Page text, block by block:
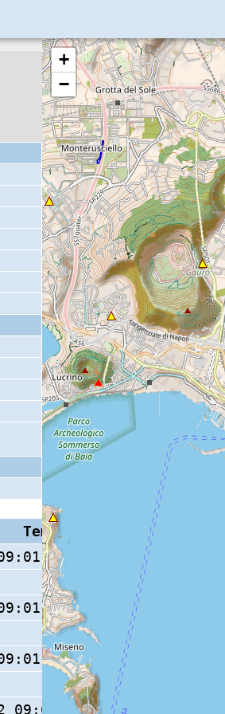
Tempo S (W/M/O)
09:01:59.8 (0/ / )
(0/ / )
(0/ / )
09:02:00 (0/ / )
+
−